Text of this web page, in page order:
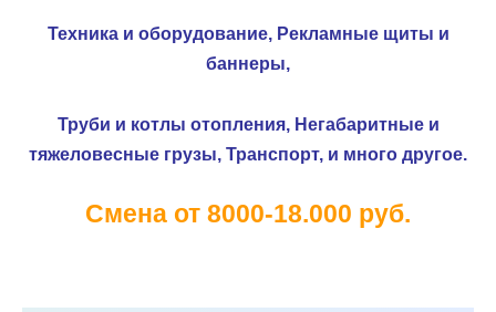
Техника и оборудование, Рекламные щиты и
баннеры,
Труби и котлы отопления, Негабаритные и
тяжеловесные грузы, Транспорт, и много другое.
Смена от 8000-18.000 руб.